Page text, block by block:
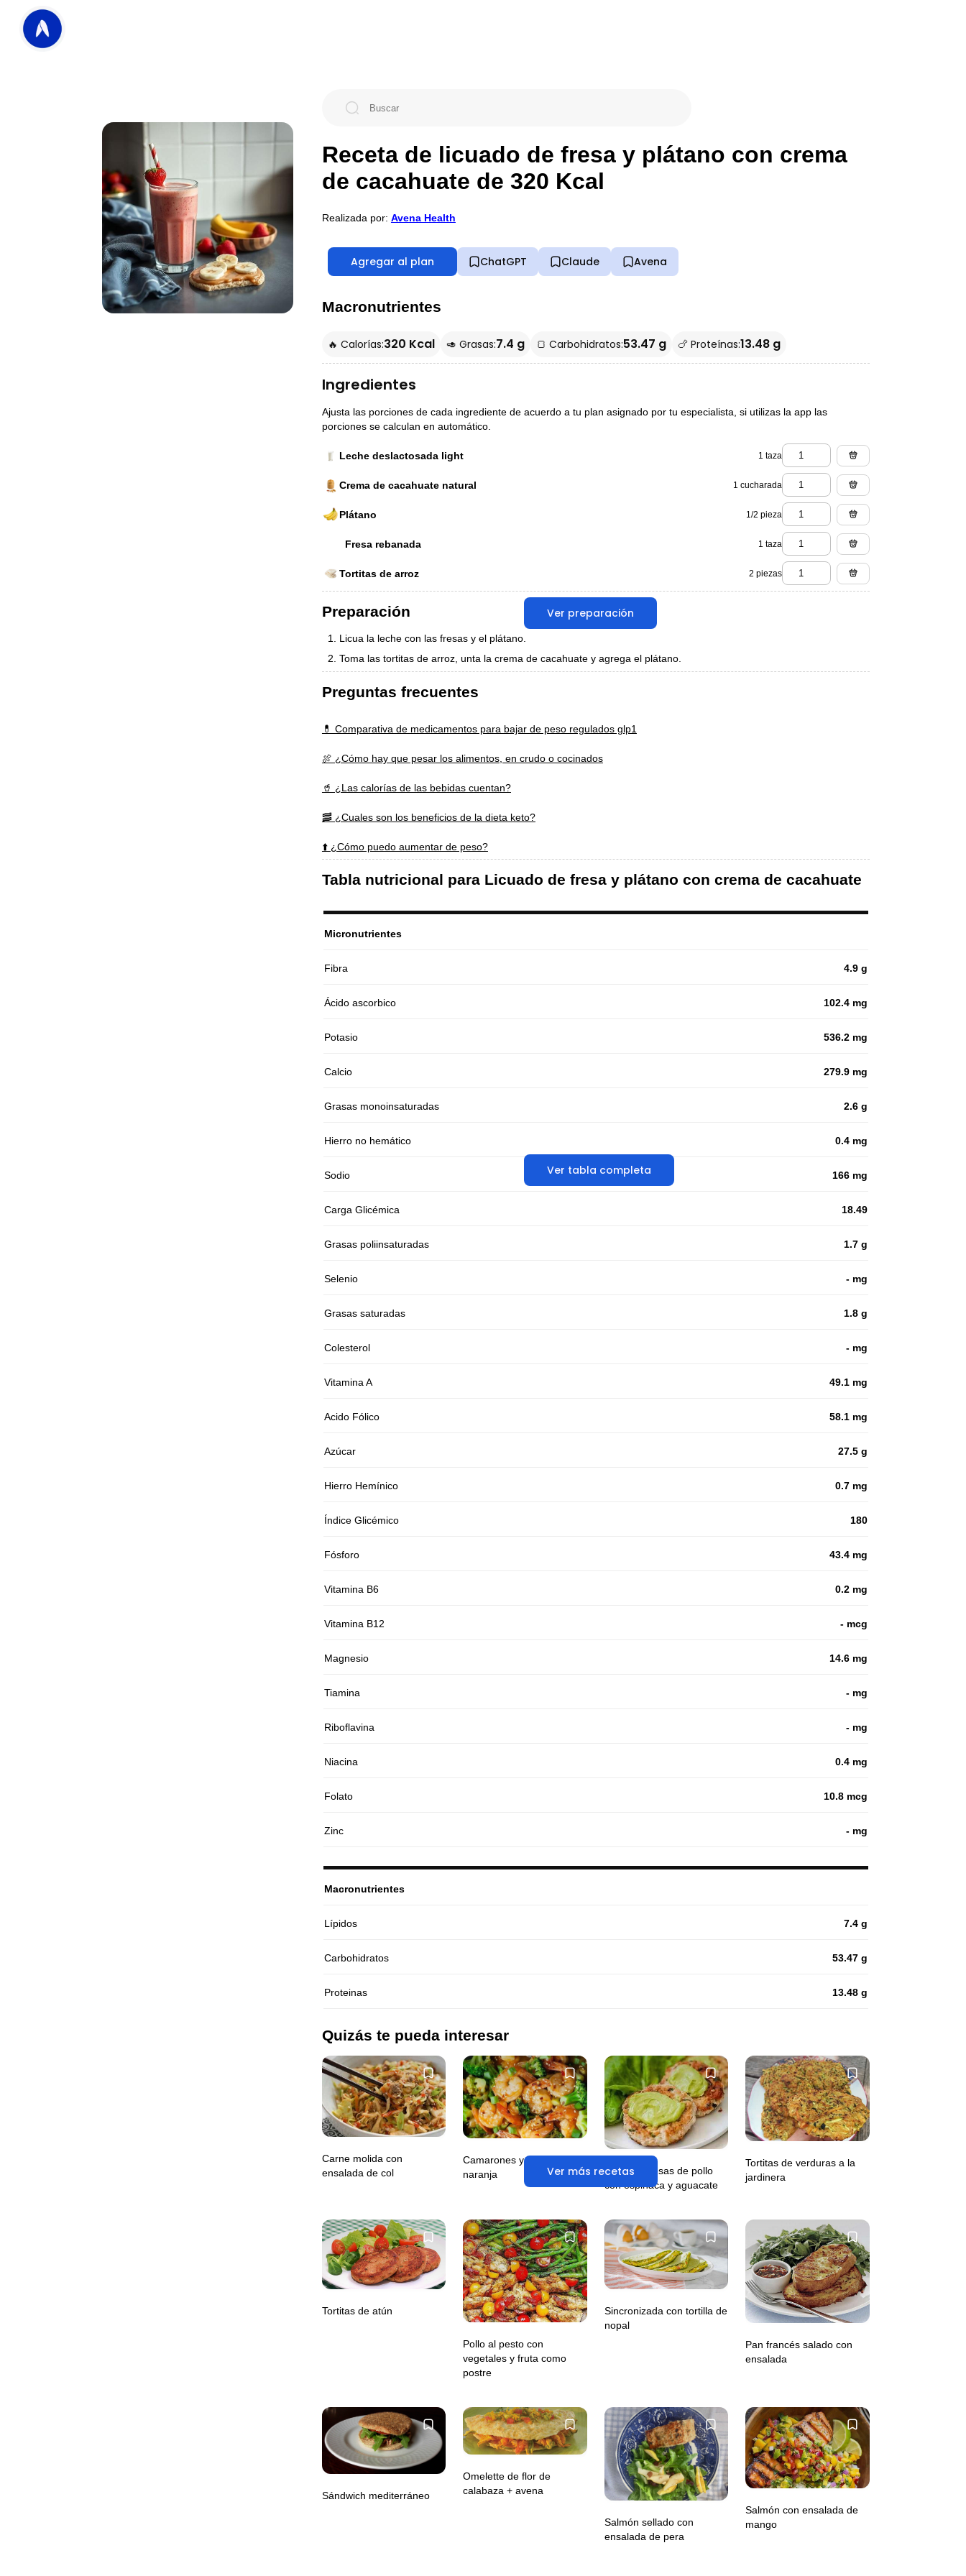
Receta de licuado de fresa y plátano con crema
de cacahuate de 320 Kcal
Realizada por: Avena Health
Agregar al plan ChatGPT Claude Avena
Macronutrientes
🔥 Calorías:320 Kcal 🥑 Grasas:7.4 g 🍞 Carbohidratos:53.47 g 🍗 Proteínas:13.48 g
Ingredientes
Ajusta las porciones de cada ingrediente de acuerdo a tu plan asignado por tu especialista, si utilizas la app las
porciones se calculan en automático.
Leche deslactosada light 1 taza
Crema de cacahuate natural 1 cucharada
Plátano 1/2 pieza
Fresa rebanada 1 taza
Tortitas de arroz 2 piezas
Ver preparación
Preparación
Licua la leche con las fresas y el plátano.
Toma las tortitas de arroz, unta la crema de cacahuate y agrega el plátano.
Preguntas frecuentes
💊 Comparativa de medicamentos para bajar de peso regulados glp1
🍖 ¿Cómo hay que pesar los alimentos, en crudo o cocinados
🥤 ¿Las calorías de las bebidas cuentan?
🥓 ¿Cuales son los beneficios de la dieta keto?
⬆️ ¿Cómo puedo aumentar de peso?
Tabla nutricional para Licuado de fresa y plátano con crema de cacahuate
Ver tabla completa
Micronutrientes
Fibra 4.9 g
Ácido ascorbico 102.4 mg
Potasio 536.2 mg
Calcio 279.9 mg
Grasas monoinsaturadas 2.6 g
Hierro no hemático 0.4 mg
Sodio 166 mg
Carga Glicémica 18.49
Grasas poliinsaturadas 1.7 g
Selenio - mg
Grasas saturadas 1.8 g
Colesterol - mg
Vitamina A 49.1 mg
Acido Fólico 58.1 mg
Azúcar 27.5 g
Hierro Hemínico 0.7 mg
Índice Glicémico 180
Fósforo 43.4 mg
Vitamina B6 0.2 mg
Vitamina B12 - mcg
Magnesio 14.6 mg
Tiamina - mg
Riboflavina - mg
Niacina 0.4 mg
Folato 10.8 mcg
Zinc - mg
Macronutrientes
Lípidos 7.4 g
Carbohidratos 53.47 g
Proteinas 13.48 g
Quizás te pueda interesar
Ver más recetas
Carne molida con
ensalada de col
Camarones y pollo a la
naranja
Hamburguesas de pollo
con espinaca y aguacate
Tortitas de verduras a la
jardinera
Tortitas de atún
Pollo al pesto con
vegetales y fruta como
postre
Sincronizada con tortilla de
nopal
Pan francés salado con
ensalada
Sándwich mediterráneo
Omelette de flor de
calabaza + avena
Salmón sellado con
ensalada de pera
Salmón con ensalada de
mango